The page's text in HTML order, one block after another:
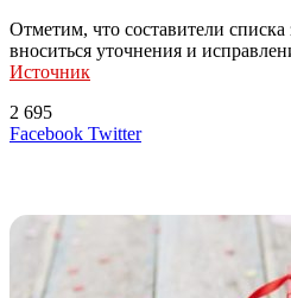
Отметим, что составители списка
вноситься уточнения и
Источник
2 695
Facebook TwitterLinkedIn
Tumblr
Reddit
Вконтакте
Одноклассники
Skype
Messenger
Messenger
WhatsApp
Telegram
Viber
Line
Поделиться
Печатать